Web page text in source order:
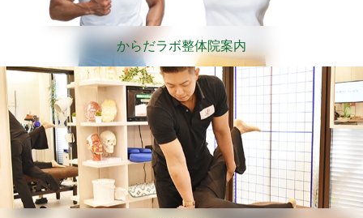
からだラボ整体院案内